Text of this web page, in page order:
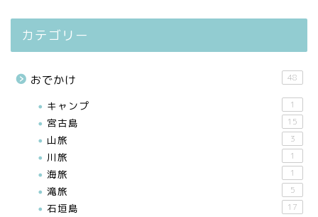
カテゴリー
おでかけ 48
キャンプ 1
宮古島 15
山旅 3
川旅 1
海旅 1
滝旅 5
石垣島 17